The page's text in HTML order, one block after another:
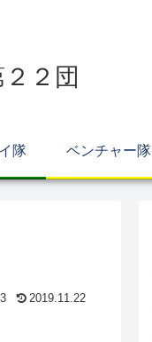
２団
隊 ベンチャー隊
2019.11.22